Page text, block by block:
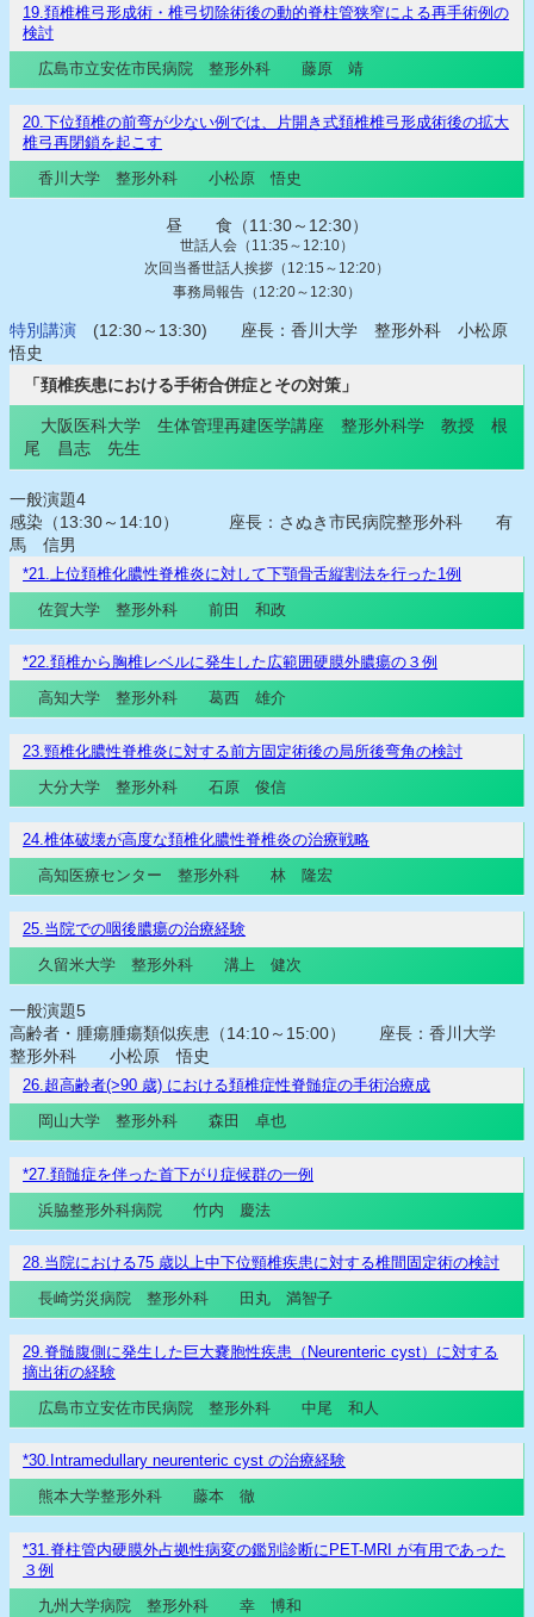
19.頚椎椎弓形成術・椎弓切除術後の動的脊柱管狭窄による再手術例の
検討
広島市立安佐市民病院 整形外科 藤原 靖
20.下位頚椎の前弯が少ない例では、片開き式頚椎椎弓形成術後の拡大
椎弓再閉鎖を起こす
香川大学 整形外科 小松原 悟史
昼 食（11:30～12:30）
世話人会（11:35～12:10）
次回当番世話人挨拶（12:15～12:20）
事務局報告（12:20～12:30）
特別講演 (12:30～13:30) 座長：香川大学 整形外科 小松原
悟史
「頚椎疾患における手術合併症とその対策」
大阪医科大学 生体管理再建医学講座 整形外科学 教授 根
尾 昌志 先生
一般演題4
感染（13:30～14:10） 座長：さぬき市民病院整形外科 有
馬 信男
*21.上位頚椎化膿性脊椎炎に対して下顎骨舌縦割法を行った1例
佐賀大学 整形外科 前田 和政
*22.頚椎から胸椎レベルに発生した広範囲硬膜外膿瘍の３例
高知大学 整形外科 葛西 雄介
23.頸椎化膿性脊椎炎に対する前方固定術後の局所後弯角の検討
大分大学 整形外科 石原 俊信
24.椎体破壊が高度な頚椎化膿性脊椎炎の治療戦略
高知医療センター 整形外科 林 隆宏
25.当院での咽後膿瘍の治療経験
久留米大学 整形外科 溝上 健次
一般演題5
高齢者・腫瘍腫瘍類似疾患（14:10～15:00） 座長：香川大学
整形外科 小松原 悟史
26.超高齢者(>90 歳) における頚椎症性脊髄症の手術治療成
岡山大学 整形外科 森田 卓也
*27.頚髄症を伴った首下がり症候群の一例
浜脇整形外科病院 竹内 慶法
28.当院における75 歳以上中下位頸椎疾患に対する椎間固定術の検討
長崎労災病院 整形外科 田丸 満智子
29.脊髄腹側に発生した巨大嚢胞性疾患（Neurenteric cyst）に対する
摘出術の経験
広島市立安佐市民病院 整形外科 中尾 和人
*30.Intramedullary neurenteric cyst の治療経験
熊本大学整形外科 藤本 徹
*31.脊柱管内硬膜外占拠性病変の鑑別診断にPET-MRI が有用であった
３例
九州大学病院 整形外科 幸 博和